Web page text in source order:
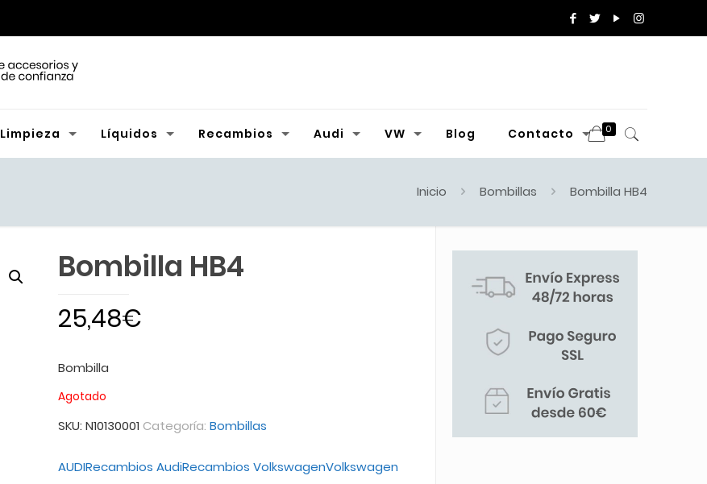
Limpieza Líquidos Recambios Audi VW Blog Contacto 0
Inicio Bombillas Bombilla HB4
Bombilla HB4
25,48€
Bombilla
Agotado
SKU: N10130001 Categoría: Bombillas
AUDIRecambios AudiRecambios VolkswagenVolkswagen